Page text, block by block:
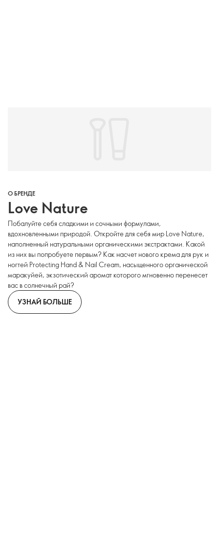
О БРЕНДЕ
Love Nature
Побалуйте себя сладкими и сочными формулами,
вдохновленными природой. Откройте для себя мир Love Nature,
наполненный натуральными органическими экстрактами. Какой
из них вы попробуете первым? Как насчет нового крема для рук и
ногтей Protecting Hand & Nail Cream, насыщенного органической
маракуйей, экзотический аромат которого мгновенно перенесет
вас в солнечный рай?
УЗНАЙ БОЛЬШЕ